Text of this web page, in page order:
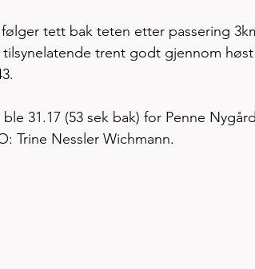
tett bak teten etter passering
tilsynelatende trent godt gjennom
31.17 (53 sek bak) for Penne
Trine Nessler Wichmann.